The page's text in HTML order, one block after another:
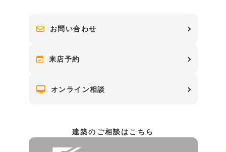
お問い合わせ
来店予約
オンライン相談
建築のご相談はこちら